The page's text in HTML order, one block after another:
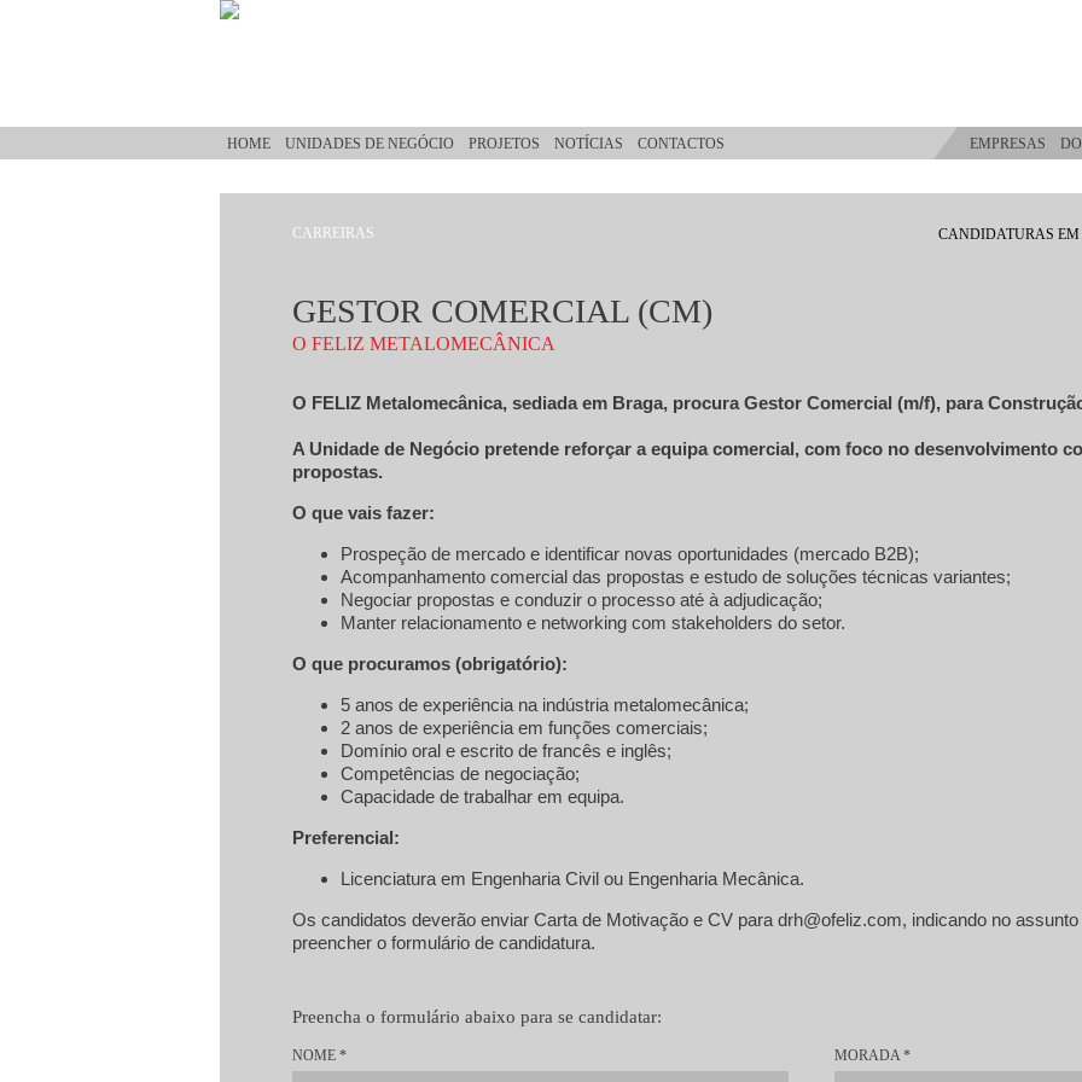
Passar para o conteúdo principal
HOME UNIDADES DE NEGÓCIO PROJETOS NOTÍCIAS CONTACTOS EMPRESAS
CARREIRAS CANDIDATURAS EM
GESTOR COMERCIAL (CM)
O FELIZ METALOMECÂNICA
O FELIZ Metalomecânica, sediada em Braga, procura Gestor Comercial (m/f), para
A Unidade de Negócio pretende reforçar a equipa comercial, com foco no desenvolvimento
propostas.
O que vais fazer:
Prospeção de mercado e identificar novas oportunidades (mercado B2B);
Acompanhamento comercial das propostas e estudo de soluções técnicas variantes;
Negociar propostas e conduzir o processo até à adjudicação;
Manter relacionamento e networking com stakeholders do setor.
O que procuramos (obrigatório):
5 anos de experiência na indústria metalomecânica;
2 anos de experiência em funções comerciais;
Domínio oral e escrito de francês e inglês;
Competências de negociação;
Capacidade de trabalhar em equipa.
Preferencial:
Licenciatura em Engenharia Civil ou Engenharia Mecânica.
Os candidatos deverão enviar Carta de Motivação e CV para drh@ofeliz.com, indicando no
preencher o formulário de candidatura.
Preencha o formulário abaixo para se candidatar:
NOME * MORADA*